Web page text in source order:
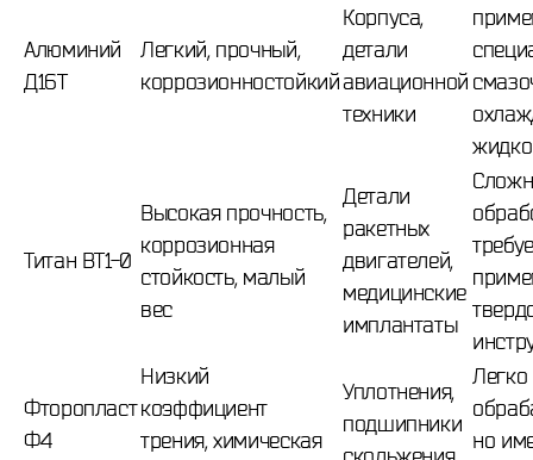
Алюминий
Д16Т
Легкий, прочный,
коррозионностойкий
Корпуса,
детали
авиационной
техники
Титан ВТ1-0
Высокая прочность,
коррозионная
стойкость, малый
вес
Детали
ракетных
двигателей,
медицинские
имплантаты
Фторопласт
Ф4
Низкий
коэффициент
трения, химическая
Уплотнения,
подшипники
скольжения
Легко
но